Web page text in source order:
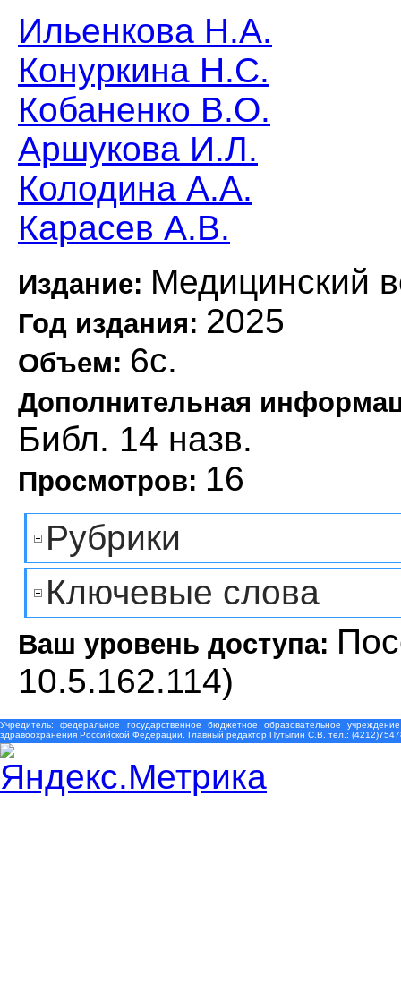
Ильенкова Н.А.
Конуркина Н.С.
Кобаненко В.О.
Аршукова И.Л.
Колодина А.А.
Карасев А.В.
Издание: Медицинский
Год издания: 2025
Объем: 6с.
Дополнительная
Библ. 14 назв.
Просмотров: 16
Рубрики
Ключевые слова
Ваш уровень доступа:
10.5.162.114)
Учредитель: федеральное государственное бюджетное образовательное
здравоохранения Российской Федерации. Главный редактор Путыгин С.В. тел.: